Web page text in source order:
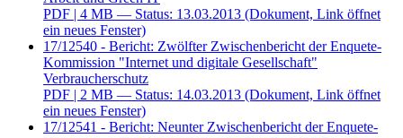
PDF | 4 MB — Status: 13.03.2013 (Dokument, Link öffnet
ein neues Fenster)
17/12540 - Bericht: Zwölfter Zwischenbericht der Enquete-
Kommission "Internet und digitale Gesellschaft"
Verbraucherschutz
PDF | 2 MB — Status: 14.03.2013 (Dokument, Link öffnet
ein neues Fenster)
17/12541 - Bericht: Neunter Zwischenbericht der Enquete-